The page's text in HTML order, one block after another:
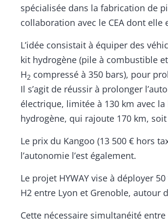
spécialisée dans la fabrication de
collaboration avec le CEA dont elle
L’idée consistait à équiper des
kit hydrogène (pile à combustible
H2 compressé à 350 bars), pour
Il s’agit de réussir à prolonger
électrique, limitée à 130 km avec
hydrogène, qui rajoute 170 km,
Le prix du Kangoo (13 500 € hors
l’autonomie l’est également.
Le projet HYWAY vise à déployer
H2 entre Lyon et Grenoble, autour
Cette nécessaire simultanéité